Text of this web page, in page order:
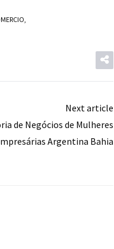
,
Next article
de Negócios de Mulheres
Argentina Bahia